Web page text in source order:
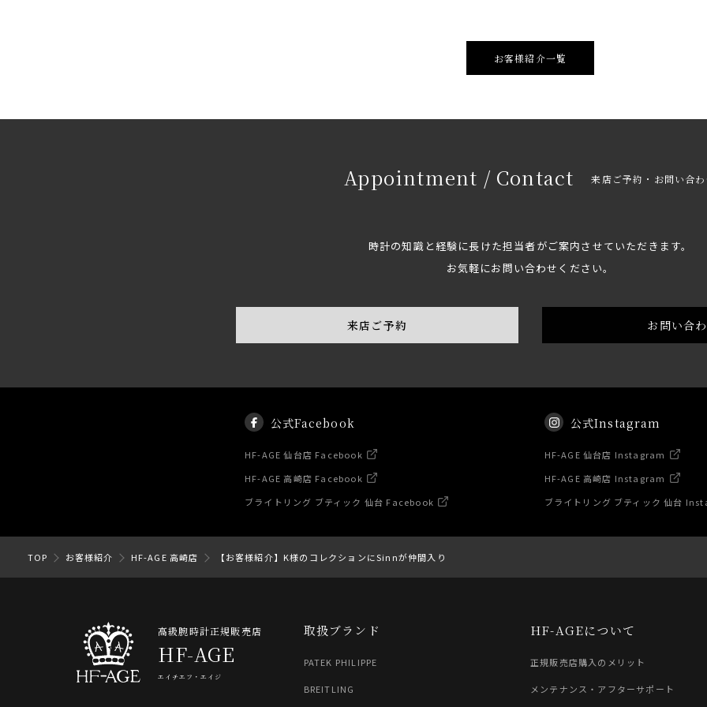
お客様紹介一覧
Appointment / Contact 来店ご予約・お問い合
時計の知識と経験に長けた担当者がご案内させていただきます。
お気軽にお問い合わせください。
来店ご予約 お問い合
公式Facebook
HF-AGE 仙台店 Facebook
HF-AGE 高崎店 Facebook
ブライトリング ブティック 仙台 Facebook
公式Instagram
HF-AGE 仙台店 Instagram
HF-AGE 高崎店 Instagram
ブライトリング ブティック 仙台
TOP お客様紹介 HF-AGE 高崎店 【お客様紹介】K様のコレクションにSinnが仲間入り
高級腕時計正規販売店
HF-AGE
エイチエフ・エイジ
取扱ブランド
PATEK PHILIPPE
BREITLING
HF-AGEについて
正規販売店購入のメリット
メンテナンス・アフターサポート